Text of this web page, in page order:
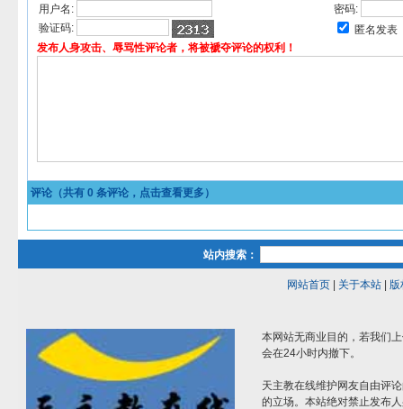
用户名:
密码:
验证码:
匿名发表
发布人身攻击、辱骂性评论者，将被褫夺评论的权利！
评论（共有 0 条评论，点击查看更多）
站内搜索：
网站首页| 关于本站| 版
本网站无商业目的，若我们
会在24小时内撤下。
天主教在线维护网友自由评
的立场。本站绝对禁止发布